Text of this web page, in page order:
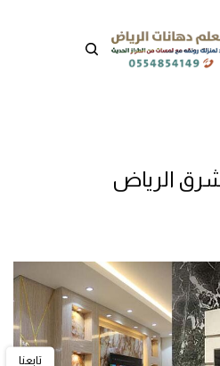
شرق الرياض
تابعنا